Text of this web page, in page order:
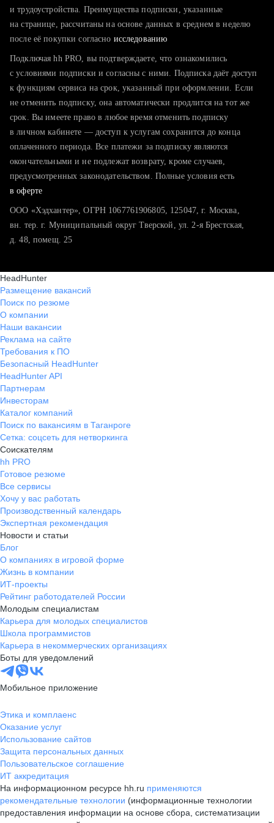
тратите много времени на поиск и вручную поднимаете
хотите сравнить себя с конкурентами и оценить шансы
и трудоустройства. Преимущества подписки, указанные
на странице, рассчитаны на основе данных в среднем в неделю
после её покупки согласно исследованию
Подключая hh PRO, вы подтверждаете, что ознакомились
с условиями подписки и согласны с ними. Подписка даёт доступ
к функциям сервиса на срок, указанный при оформлении. Если
не отменить подписку, она автоматически продлится на тот же
срок. Вы имеете право в любое время отменить подписку
в личном кабинете — доступ к услугам сохранится до конца
оплаченного периода. Все платежи за подписку являются
окончательными и не подлежат возврату, кроме случаев,
предусмотренных законодательством. Полные условия есть
в оферте
ООО «Хэдхантер», ОГРН 1067761906805, 125047, г. Москва,
вн. тер. г. Муниципальный округ Тверской, ул. 2-я Брестская,
д. 48, помещ. 25
HeadHunter
Размещение вакансий
Поиск по резюме
О компании
Наши вакансии
Реклама на сайте
Требования к ПО
Безопасный HeadHunter
HeadHunter API
Партнерам
Инвесторам
Каталог компаний
Поиск по вакансиям в Таганроге
Сетка: соцсеть для нетворкинга
Соискателям
hh PRO
Готовое резюме
Все сервисы
Хочу у вас работать
Производственный календарь
Экспертная рекомендация
Новости и статьи
Блог
О компаниях в игровой форме
Жизнь в компании
ИТ-проекты
Рейтинг работодателей России
Молодым специалистам
Карьера для молодых специалистов
Школа программистов
Карьера в некоммерческих организациях
Боты для уведомлений
Мобильное приложение
Этика и комплаенс
Оказание услуг
Использование сайтов
Защита персональных данных
Пользовательское соглашение
ИТ аккредитация
На информационном ресурсе hh.ru применяются
рекомендательные технологии (информационные технологии
предоставления информации на основе сбора, систематизации